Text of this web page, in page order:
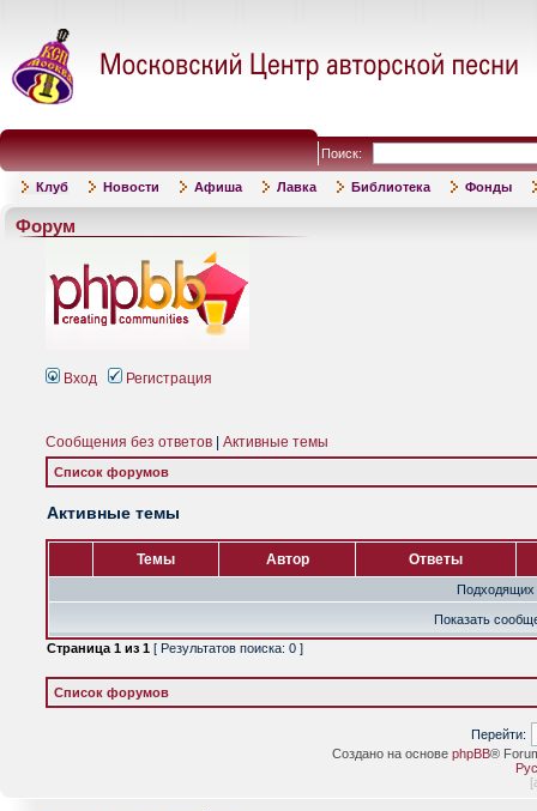
Поиск:
Клуб Новости Афиша Лавка Библиотека Фонды
Форум
Вход Регистрация
Сообщения без ответов Активные темы
Список форумов
Активные темы
Темы Автор Ответы
Подходящих
Показать
Страница 1 из 1 [ Результатов поиска: 0 ]
Список форумов
Перейти:
Создано на основе phpBB®
[